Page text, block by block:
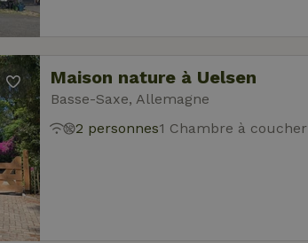
Maison nature à Uelsen
Basse-Saxe, Allemagne
2 personnes1 Chambre à coucher